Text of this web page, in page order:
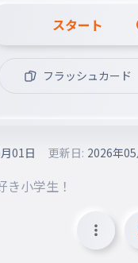
スタート
フラッシュカード
き小学生！
01日 更新日: 2026年